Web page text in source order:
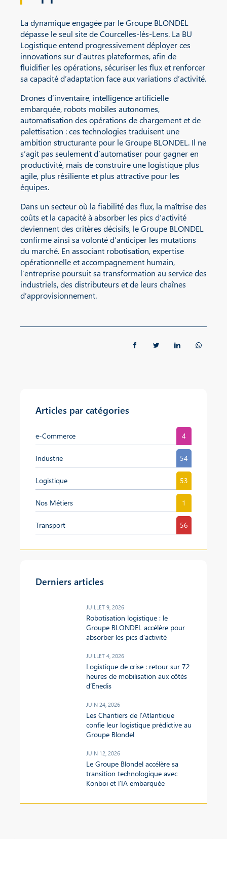
La dynamique engagée par le Groupe BLONDEL
dépasse le seul site de Courcelles-lès-Lens. La BU
Logistique entend progressivement déployer ces
innovations sur d’autres plateformes, afin de
fluidifier les opérations, sécuriser les flux et renforcer
sa capacité d’adaptation face aux variations d’activité.
Drones d’inventaire, intelligence artificielle
embarquée, robots mobiles autonomes,
automatisation des opérations de chargement et de
palettisation : ces technologies traduisent une
ambition structurante pour le Groupe BLONDEL. Il ne
s’agit pas seulement d’automatiser pour gagner en
productivité, mais de construire une logistique plus
agile, plus résiliente et plus attractive pour les
équipes.
Dans un secteur où la fiabilité des flux, la maîtrise des
coûts et la capacité à absorber les pics d’activité
deviennent des critères décisifs, le Groupe BLONDEL
confirme ainsi sa volonté d’anticiper les mutations
du marché. En associant robotisation, expertise
opérationnelle et accompagnement humain,
l’entreprise poursuit sa transformation au service des
industriels, des distributeurs et de leurs chaînes
d’approvisionnement.
Articles par catégories
e-Commerce 4
Industrie 54
Logistique 53
Nos Métiers 1
Transport 56
Derniers articles
Robotisation logistique : le
Groupe BLONDEL accélère pour
absorber les pics d’activité
JUILLET 9, 2026
Logistique de crise : retour sur 72
heures de mobilisation aux côtés
d’Enedis
JUILLET 4, 2026
Les Chantiers de l’Atlantique
confie leur logistique prédictive au
Groupe Blondel
JUIN 24, 2026
Le Groupe Blondel accélère sa
transition technologique avec
Konboi et l’IA embarquée
JUIN 12, 2026